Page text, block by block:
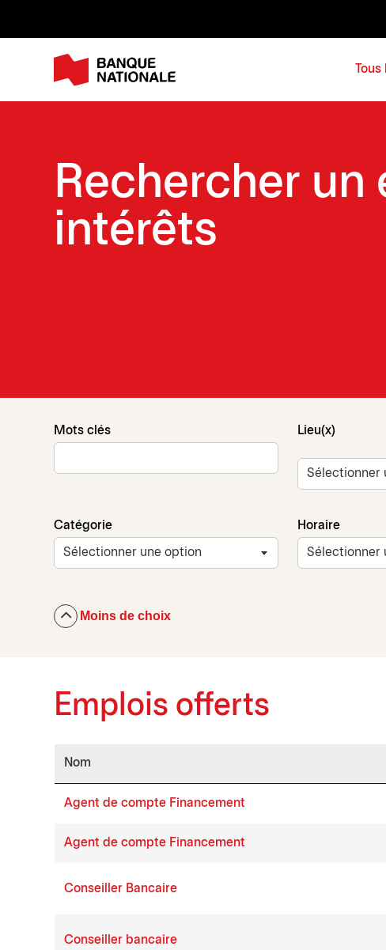
Rechercher
intérêts
Mots clés Lieu(x)
Catégorie Horaire
Moins de choix
Emplois offerts
Nom
Agent de compte Financement
Agent de compte Financement
Conseiller Bancaire
Conseiller bancaire